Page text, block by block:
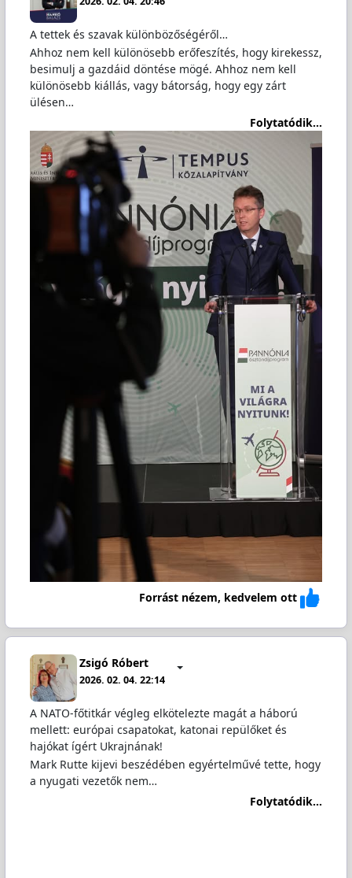
A tettek és szavak különbözőségéről…
Ahhoz nem kell különösebb erőfeszítés, hogy kirekessz,
besimulj a gazdáid döntése mögé. Ahhoz nem kell
különösebb kiállás, vagy bátorság, hogy egy zárt
ülésen…
Folytatódik...
Forrást nézem, kedvelem ott
Zsigó Róbert
2026. 02. 04. 22:14
A NATO-főtitkár végleg elkötelezte magát a háború
mellett: európai csapatokat, katonai repülőket és
hajókat ígért Ukrajnának!
Mark Rutte kijevi beszédében egyértelművé tette, hogy
a nyugati vezetők nem…
Folytatódik...